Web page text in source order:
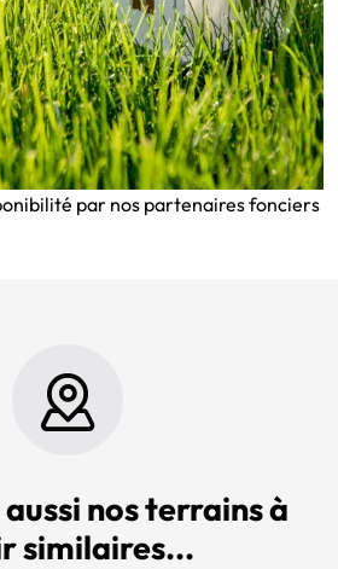
par nos partenaires fonciers
nos terrains à
similaires...